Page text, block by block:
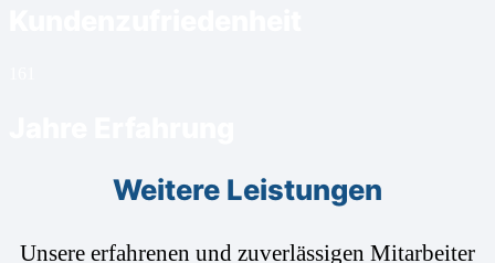
Weitere Leistungen
Unsere erfahrenen und zuverlässigen Mitarbeiter